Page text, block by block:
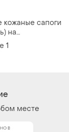
кожаные сапоги
на
меху, р. 37 -
1
месте